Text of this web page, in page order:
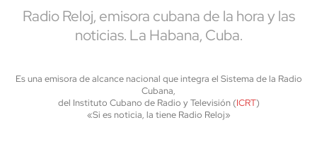
Radio Reloj, emisora cubana de la hora y las
noticias. La Habana, Cuba.
Es una emisora de alcance nacional que integra el Sistema de la Radio
Cubana,
del Instituto Cubano de Radio y Televisión (ICRT)
«Si es noticia, la tiene Radio Reloj»